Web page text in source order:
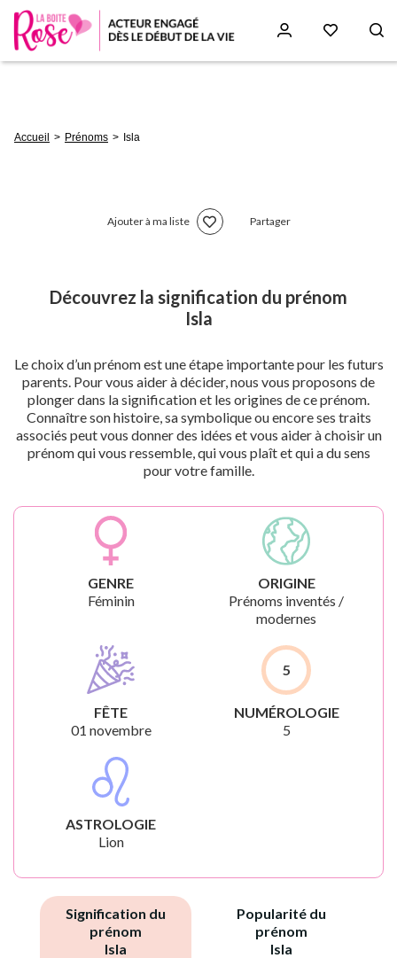
d'Ariane
Accueil Prénoms Isla
Ajouter à ma liste Partager
Découvrez la signification du prénom
Isla
Le choix d’un prénom est une étape importante pour les futurs
parents. Pour vous aider à décider, nous vous proposons de
plonger dans la signification et les origines de ce prénom.
Connaître son histoire, sa symbolique ou encore ses traits
associés peut vous donner des idées et vous aider à choisir un
prénom qui vous ressemble, qui vous plaît et qui a du sens
pour votre famille.
GENRE
Féminin
ORIGINE
Prénoms inventés /
modernes
FÊTE
01 novembre
5
NUMÉROLOGIE
5
ASTROLOGIE
Lion
Signification du
prénom
Isla
Popularité du
prénom
Isla